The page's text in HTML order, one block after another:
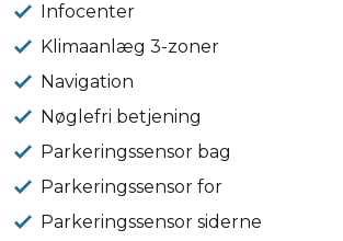
Infocenter
Klimaanlæg 3-zoner
Navigation
Nøglefri betjening
Parkeringssensor bag
Parkeringssensor for
Parkeringssensor siderne